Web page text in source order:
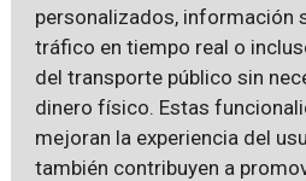
personalizados, información
tráfico en tiempo real o
del transporte público sin
dinero físico. Estas
mejoran la experiencia del
también contribuyen a